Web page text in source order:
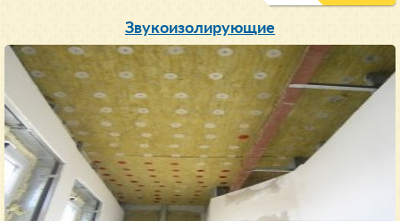
Звукоизолирующие